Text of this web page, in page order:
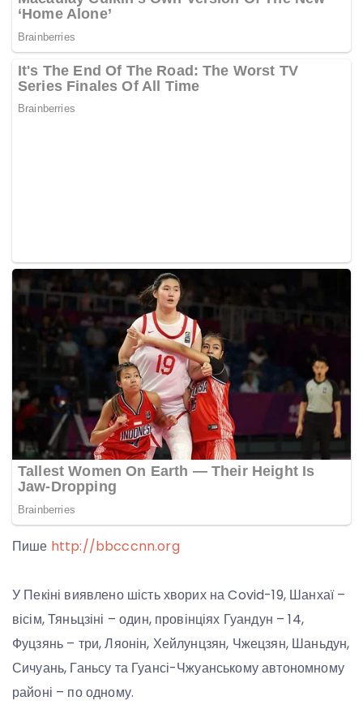
Пише http://bbcccnn.org
У Пекіні виявлено шість хворих на Covid-19, Шанхаї –
вісім, Тяньцзіні – один, провінціях Гуандун – 14,
Фуцзянь – три, Ляонін, Хейлунцзян, Чжецзян, Шаньдун,
Сичуань, Ганьсу та Гуансі-Чжуанському автономному
районі – по одному.